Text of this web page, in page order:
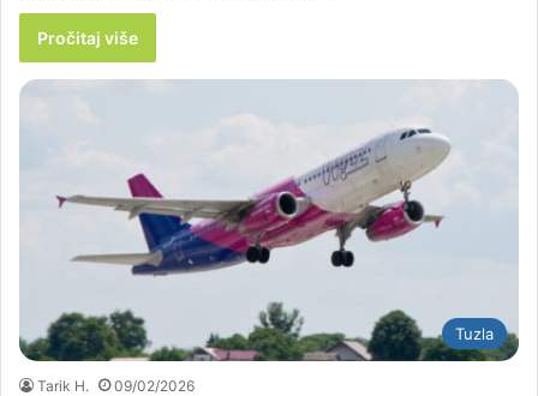
Pročitaj više
Tuzla
Tarik H. 09/02/2026